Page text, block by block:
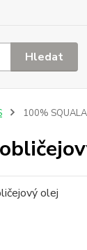
Hledat
100%